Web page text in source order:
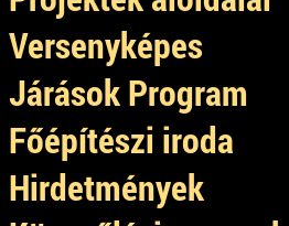
Versenyképes
Járások Program
Főépítészi iroda
Hirdetmények